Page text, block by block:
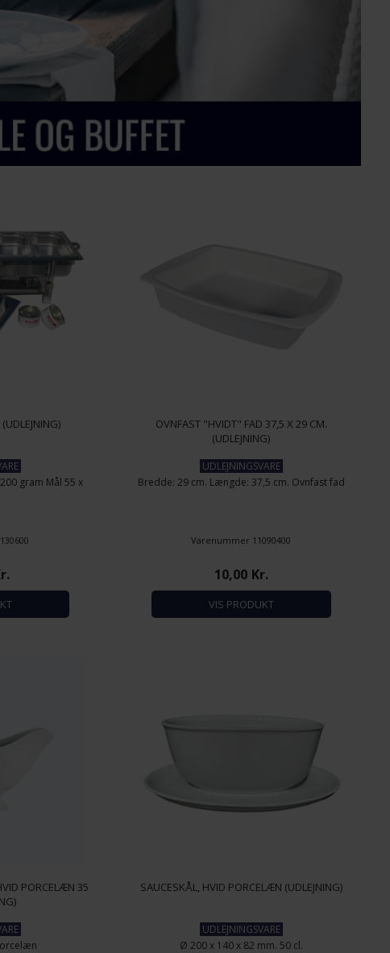
gram Mål 55 x
OVNFAST "HVIDT" FAD 37,5 X 29 CM.
(UDLEJNING)
UDLEJNINGSVARE
Bredde: 29 cm. Længde: 37,5 cm. Ovnfast fad
Varenummer 11090400
10,00 Kr.
VIS PRODUKT
PORCELÆN 35
SAUCESKÅL, HVID PORCELÆN (UDLEJNING)
UDLEJNINGSVARE
Ø 200 x 140 x 82 mm. 50 cl.